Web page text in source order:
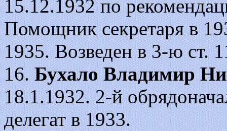
15.12.1932 по
Помощник секретаря в
1935. Возведен в 3-ю ст.
16.Бухало Владимир
18.1.1932. 2-й
делегат в 1933.